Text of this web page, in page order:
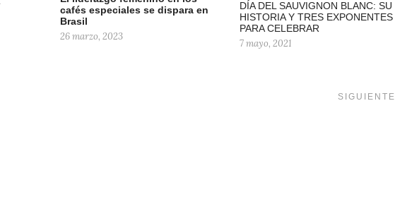
cafés especiales se dispara en
Brasil
26 marzo, 2023
DÍA DEL SAUVIGNON BLANC: SU
HISTORIA Y TRES EXPONENTES
PARA CELEBRAR
7 mayo, 2021
SIGUIENTE